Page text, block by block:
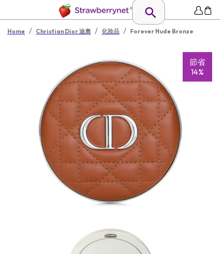
Home / Christian Dior 迪奧 / 化妝品 / Forever Nude Bronze
節省
14%